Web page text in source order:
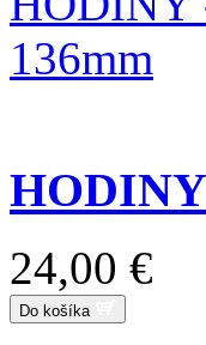
24,00 €
Do košíka